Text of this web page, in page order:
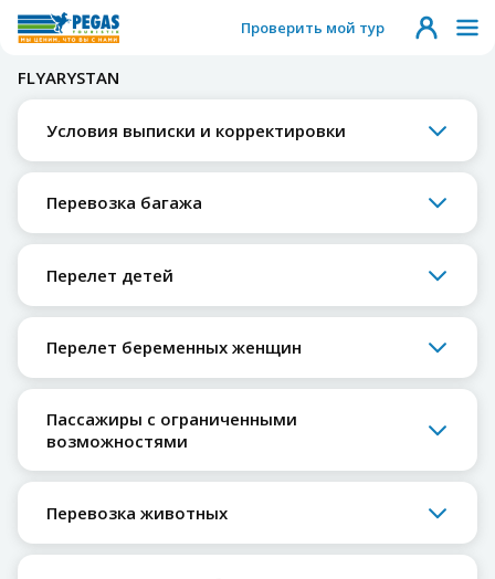
Проверить мой тур
FLYARYSTAN
Условия выписки и корректировки
Перевозка багажа
Перелет детей
Перелет беременных женщин
Пассажиры с ограниченными
возможностями
Перевозка животных